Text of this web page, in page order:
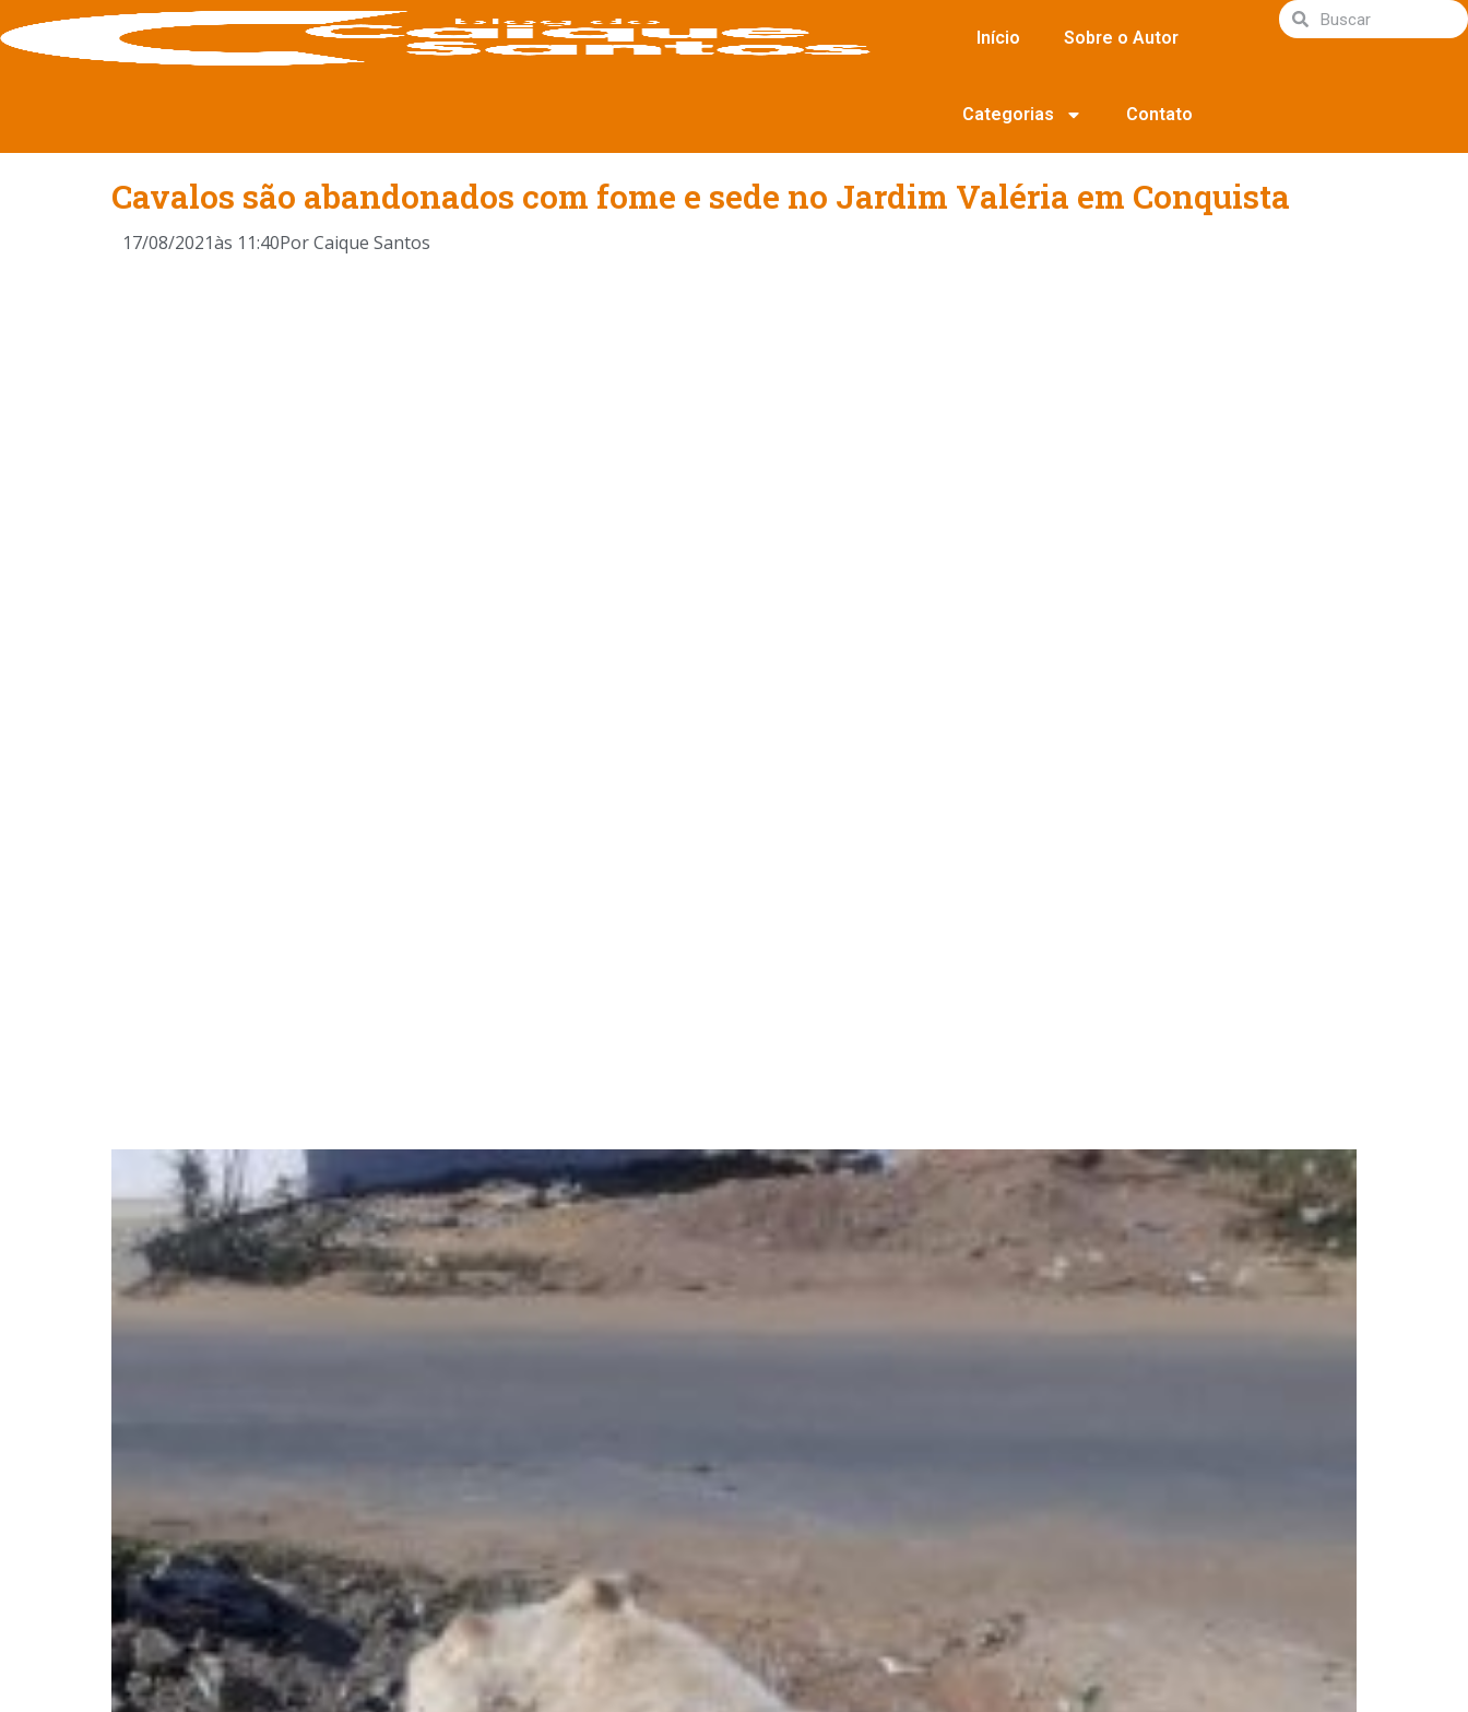
Início Sobre o Autor
Categorias Contato
Cavalos são abandonados com fome e sede no Jardim Valéria em Conquista
17/08/2021às 11:40PorCaique Santos